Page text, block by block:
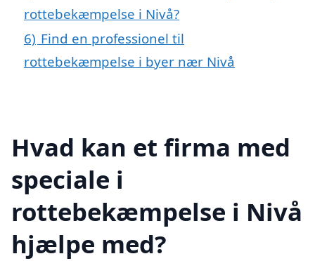
rottebekæmpelse i Nivå?
6) Find en professionel til
rottebekæmpelse i byer nær Nivå
Hvad kan et firma med
speciale i
rottebekæmpelse i Nivå
hjælpe med?